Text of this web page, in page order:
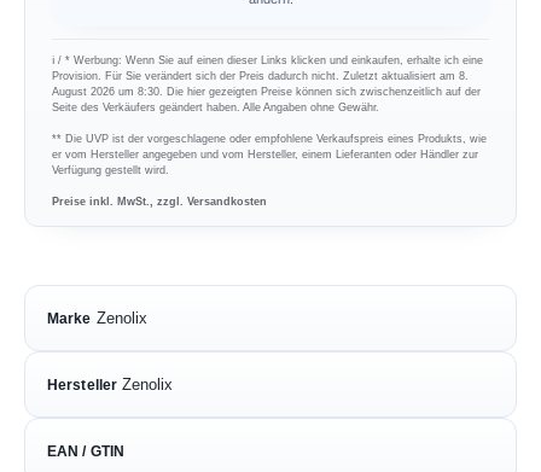
ℹ︎ / * Werbung: Wenn Sie auf einen dieser Links klicken und einkaufen, erhalte ich eine
Provision. Für Sie verändert sich der Preis dadurch nicht. Zuletzt aktualisiert am 8.
August 2026 um 8:30. Die hier gezeigten Preise können sich zwischenzeitlich auf der
Seite des Verkäufers geändert haben. Alle Angaben ohne Gewähr.
** Die UVP ist der vorgeschlagene oder empfohlene Verkaufspreis eines Produkts, wie
er vom Hersteller angegeben und vom Hersteller, einem Lieferanten oder Händler zur
Verfügung gestellt wird.
Preise inkl. MwSt., zzgl. Versandkosten
Marke Zenolix
Hersteller Zenolix
EAN / GTIN